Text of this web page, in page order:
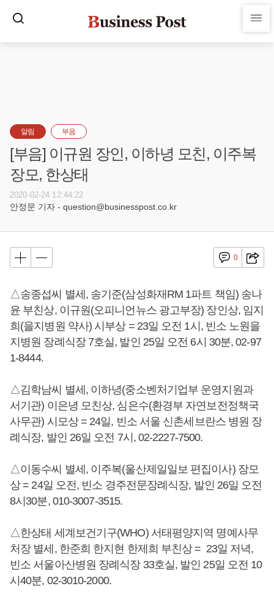
알림 부음
[부음] 이규원 장인, 이하녕 모친, 이주복
장모, 한상태
2020-02-24 12:44:22
안정문 기자 - question@businesspost.co.kr
0
△송종섭씨 별세, 송기준(삼성화재RM 1파트 책임) 송나
윤 부친상, 이규원(오피니언뉴스 광고부장) 장인상, 임지
희(을지병원 약사) 시부상 = 23일 오전 1시, 빈소 노원을
지병원 장례식장 7호실, 발인 25일 오전 6시 30분, 02-97
1-8444.
△김학남씨 별세, 이하녕(중소벤처기업부 운영지원과
서기관) 이은녕 모친상, 심은수(환경부 자연보전정책국
사무관) 시모상 = 24일, 빈소 서울 신촌세브란스 병원 장
례식장, 발인 26일 오전 7시, 02-2227-7500.
△이동수씨 별세, 이주복(울산제일일보 편집이사) 장모
상 = 24일 오전, 빈소 경주전문장례식장, 발인 26일 오전
8시30분, 010-3007-3515.
△한상태 세계보건기구(WHO) 서태평양지역 명예사무
처장 별세, 한준희 한지현 한제희 부친상 = 23일 저녁,
빈소 서울아산병원 장례식장 33호실, 발인 25일 오전 10
시40분, 02-3010-2000.